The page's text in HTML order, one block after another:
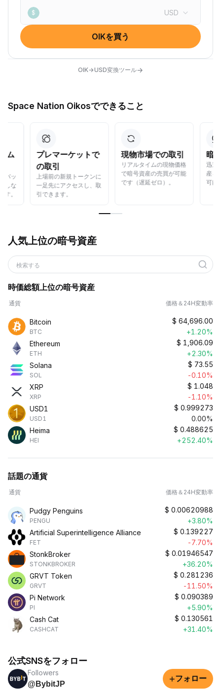
$ USD
OIKを買う
OIK→USD変換ツール→
Space Nation Oikosでできること
プレマーケットで
の取引
上場前の新規トークンに
一足先にアクセスし、取
引できます。
現物市場での取引
リアルタイムの現物価格
で暗号資産の売買が可能
です（遅延ゼロ）。
暗号資産
迅速かつ安
産を無料で
人気上位の暗号資産
検索する
時価総額上位の暗号資産
通貨 価格＆24H変動率
Bitcoin
BTC
$ 64,696.00
+1.20%
Ethereum
ETH
$ 1,906.09
+2.30%
Solana
SOL
$ 73.55
-0.10%
XRP
XRP
$ 1.048
-1.10%
USD1
USD1
$ 0.999273
0.00%
Heima
HEI
$ 0.488625
+252.40%
話題の通貨
通貨 価格＆24H変動率
Pudgy Penguins
PENGU
$ 0.00620988
+3.80%
Artificial Superintelligence Alliance
FET
$ 0.139227
-7.70%
StonkBroker
STONKBROKER
$ 0.01946547
+36.20%
GRVT Token
GRVT
$ 0.281236
-11.50%
Pi Network
PI
$ 0.090389
+5.90%
Cash Cat
CASHCAT
$ 0.130561
+31.40%
公式SNSをフォロー
Followers
@BybitJP
+フォロー